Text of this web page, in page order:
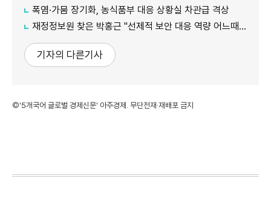
폭염·가뭄 장기화, 농식품부 대응 상황실 차관급 격상
재정정보원 찾은 박홍근 "선제적 보안 대응 역량 어느때보다 중요"
기자의 다른기사
©'5개국어 글로벌 경제신문' 아주경제. 무단전재·재배포 금지